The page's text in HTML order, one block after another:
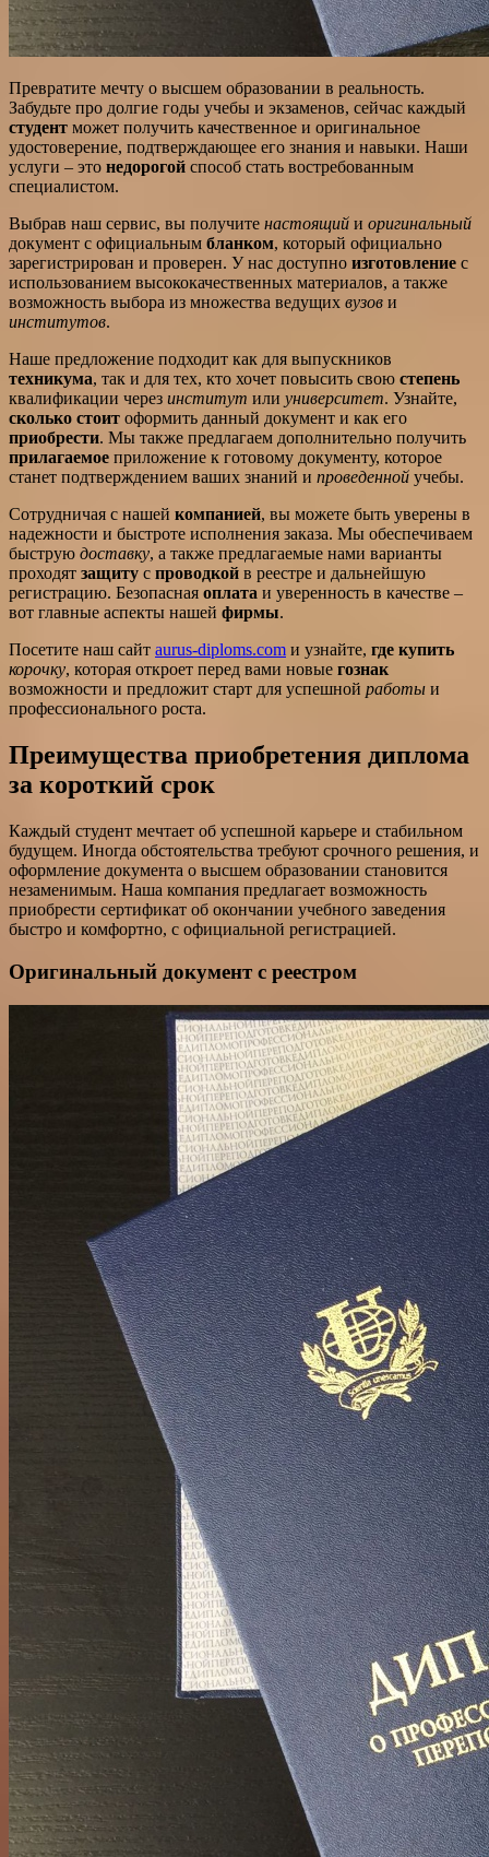
Превратите мечту о высшем образовании в реальность.
Забудьте про долгие годы учебы и экзаменов, сейчас каждый
студент может получить качественное и оригинальное
удостоверение, подтверждающее его знания и навыки. Наши
услуги – это недорогой способ стать востребованным
специалистом.
Выбрав наш сервис, вы получите настоящий и оригинальный
документ с официальным бланком, который официально
зарегистрирован и проверен. У нас доступно изготовление с
использованием высококачественных материалов, а также
возможность выбора из множества ведущих вузов и
институтов.
Наше предложение подходит как для выпускников
техникума, так и для тех, кто хочет повысить свою степень
квалификации через институт или университет. Узнайте,
сколько стоит оформить данный документ и как его
приобрести. Мы также предлагаем дополнительно получить
прилагаемое приложение к готовому документу, которое
станет подтверждением ваших знаний и проведенной учебы.
Сотрудничая с нашей компанией, вы можете быть уверены в
надежности и быстроте исполнения заказа. Мы обеспечиваем
быструю доставку, а также предлагаемые нами варианты
проходят защиту с проводкой в реестре и дальнейшую
регистрацию. Безопасная оплата и уверенность в качестве –
вот главные аспекты нашей фирмы.
Посетите наш сайт aurus-diploms.com и узнайте, где купить
корочку, которая откроет перед вами новые гознак
возможности и предложит старт для успешной работы и
профессионального роста.
Преимущества приобретения диплома
за короткий срок
Каждый студент мечтает об успешной карьере и стабильном
будущем. Иногда обстоятельства требуют срочного решения, и
оформление документа о высшем образовании становится
незаменимым. Наша компания предлагает возможность
приобрести сертификат об окончании учебного заведения
быстро и комфортно, с официальной регистрацией.
Оригинальный документ с реестром